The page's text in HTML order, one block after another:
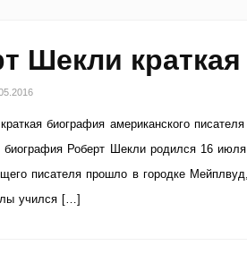
Шекли
биография американского
биография Роберт Шекли родился 16
писателя прошло в городке
учился […]